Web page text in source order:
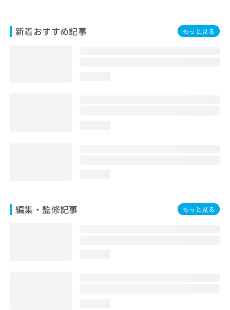
新着おすすめ記事 もっと見る
編集・監修記事 もっと見る
い
合